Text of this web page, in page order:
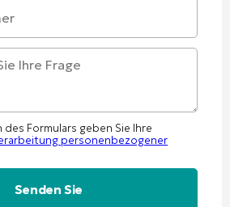
Formulars geben Sie Ihre
personenbezogener